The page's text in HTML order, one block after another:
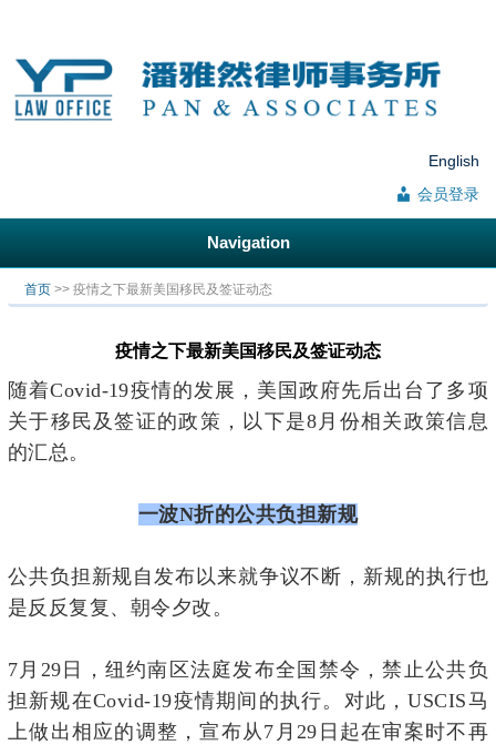
English
会员登录
Navigation
你在这里
首页 >> 疫情之下最新美国移民及签证动态
疫情之下最新美国移民及签证动态
随着Covid-19疫情的发展，美国政府先后出台了多项
关于移民及签证的政策，以下是8月份相关政策信息
的汇总。
一波N折的公共负担新规
公共负担新规自发布以来就争议不断，新规的执行也
是反反复复、朝令夕改。
7月29日，纽约南区法庭发布全国禁令，禁止公共负
担新规在Covid-19疫情期间的执行。对此，USCIS马
上做出相应的调整，宣布从7月29日起在审案时不再